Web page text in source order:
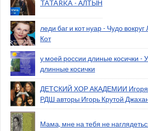
TATARKA - АЛТЫН
леди баг и кот нуар - Чудо
Кот
у моей россии длиные косички -
длинные косички
ДЕТСКИЙ ХОР АКАДЕМИИ Игоря
РДШ авторы Игорь Крутой
Мама, мне на тебя не